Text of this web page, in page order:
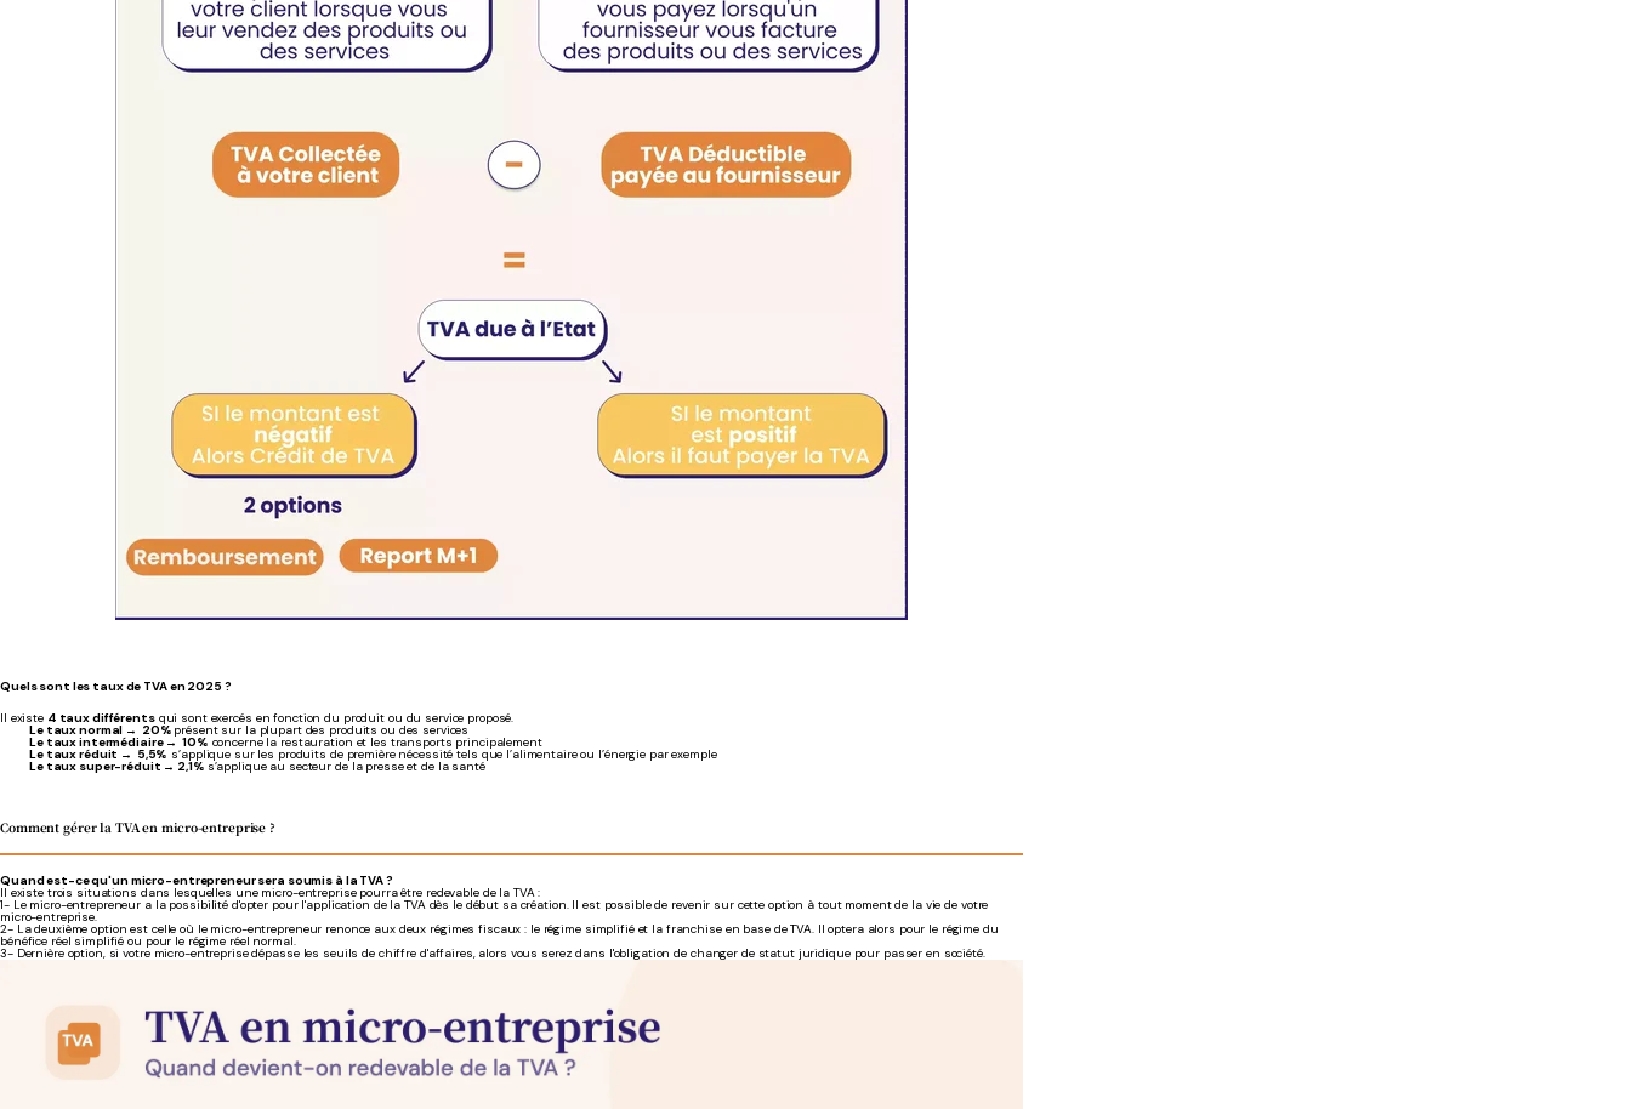
Quels sont les taux de TVA en 2025 ?
Il existe 4 taux différentsqui sont exercés en fonction du produit ou du service proposé.
Le taux normal → 20% présent sur la plupart des produits ou des services
Le taux intermédiaire → 10% concerne la restauration et les transports principalement
Le taux réduit → 5,5% s’applique sur les produits de première nécessité tels que l’alimentaire ou l’énergie par exemple
Le taux super-réduit → 2,1% s’applique au secteur de la presse et de la santé
Comment gérer la TVA en micro-entreprise ?
Quand est-ce qu'un micro-entrepreneur sera soumis à la TVA ?
Il existe trois situations dans lesquelles une micro-entreprise pourra être redevable de la TVA :
1- Le micro-entrepreneur a la possibilité d'opter pour l'application de la TVA dès le début sa création. Il est possible de revenir sur cette option à tout moment de la vie de votre
micro-entreprise.
2- La deuxième option est celle où le micro-entrepreneur renonce aux deux régimes fiscaux : le régime simplifié et la franchise en base de TVA. Il optera alors pour le régime du
bénéfice réel simplifié ou pour le régime réel normal.
3- Dernière option, si votre micro-entreprise dépasse les seuils de chiffre d'affaires, alors vous serez dans l'obligation de changer de statut juridique pour passer en société.